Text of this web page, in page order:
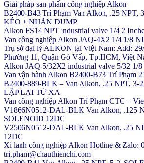
Giải pháp sản phẩm công nghiệp Alkon
B2400-B43 Trí Phạm Van Alkon, .25 NPT,
KÉO + NHÃN DUMP
Alkon FS14 NPT industrial valve 1/4 2
Van công nghiệp Alkon JAQ-4X2 1/4 1/8
Trụ sở đại lý ALKON tại Việt Nam: Add:
Phường 11, Quận Gò Vấp, Tp.HCM, Việt
Alkon JAQ-5/32X2 industrial valve 5/32 1/
Van vận hành Alkon B2400-B73 Trí Phạm
B2400-889-BLK – Van Alkon, .25 NPT, 3-
LẬP LẠI TỪ XA
Van công nghiệp Alkon Trí Phạm CTC –
V1866N0512-DAL-BLK Van Alkon, .125
SOLENOID 12DC
V2506N0512-DAL-BLK Van Alkon, .25
12DC
Xi lanh công nghiệp Alkon Hotline & Zalo:
tri.pham@chauthienchi.com